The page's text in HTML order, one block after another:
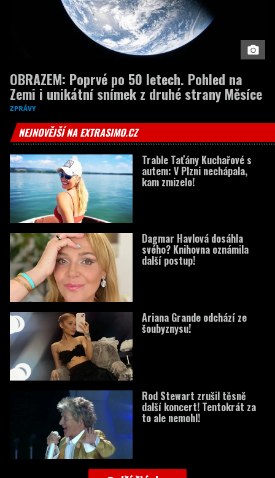
OBRAZEM: Poprvé po 50 letech. Pohled na
Zemi i unikátní snímek z druhé strany Měsíce
ZPRÁVY
NEJNOVĚJŠÍ NA EXTRASIMO.CZ
Trable Taťány Kuchařové s
autem: V Plzni nechápala,
kam zmizelo!
Dagmar Havlová dosáhla
svého? Knihovna oznámila
další postup!
Ariana Grande odchází ze
šoubyznysu!
Rod Stewart zrušil těsně
další koncert! Tentokrát za
to ale nemohl!